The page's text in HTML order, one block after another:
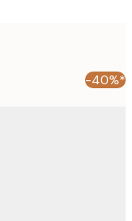
-40%*